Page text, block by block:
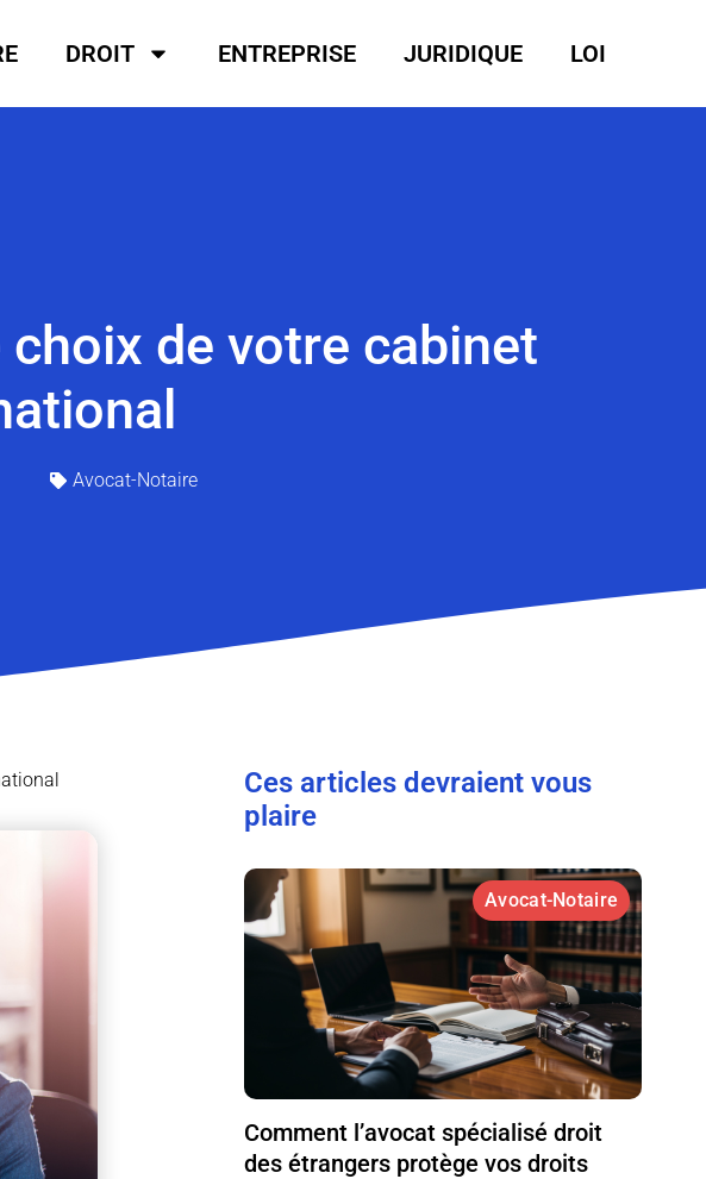
DROIT ENTREPRISE JURIDIQUE LOI
de votre cabinet
Avocat-Notaire
Ces articles devraient vous
plaire
Avocat-Notaire
Comment l’avocat spécialisé droit
des étrangers protège vos droits